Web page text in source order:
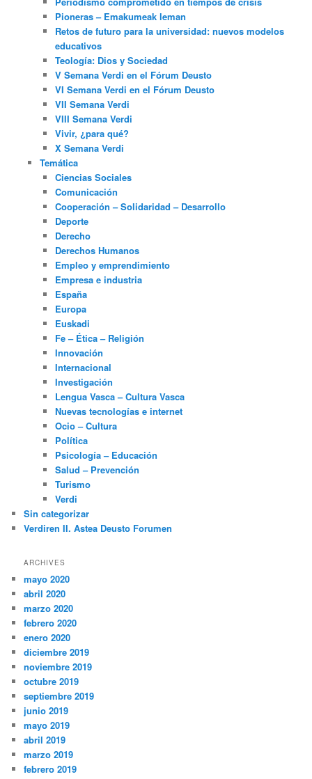
Pioneras – Emakumeak leman
Retos de futuro para la universidad: nuevos modelos
educativos
Teología: Dios y Sociedad
V Semana Verdi en el Fórum Deusto
VI Semana Verdi en el Fórum Deusto
VII Semana Verdi
VIII Semana Verdi
Vivir, ¿para qué?
X Semana Verdi
Temática
Ciencias Sociales
Comunicación
Cooperación – Solidaridad – Desarrollo
Deporte
Derecho
Derechos Humanos
Empleo y emprendimiento
Empresa e industria
España
Europa
Euskadi
Fe – Ética – Religión
Innovación
Internacional
Investigación
Lengua Vasca – Cultura Vasca
Nuevas tecnologías e internet
Ocio – Cultura
Política
Psicología – Educación
Salud – Prevención
Turismo
Verdi
Sin categorizar
Verdiren II. Astea Deusto Forumen
ARCHIVES
mayo 2020
abril 2020
marzo 2020
febrero 2020
enero 2020
diciembre 2019
noviembre 2019
octubre 2019
septiembre 2019
junio 2019
mayo 2019
abril 2019
marzo 2019
febrero 2019